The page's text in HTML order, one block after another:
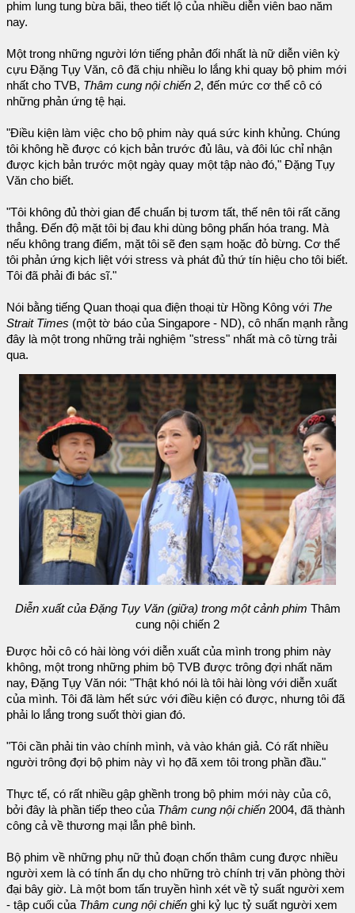
phim lung tung bừa bãi, theo tiết lộ của nhiều diễn viên bao năm
nay.
Một trong những người lớn tiếng phản đối nhất là nữ diễn viên kỳ
cựu Đặng Tụy Văn, cô đã chịu nhiều lo lắng khi quay bộ phim mới
nhất cho TVB, Thâm cung nội chiến 2, đến mức cơ thể cô có
những phản ứng tệ hại.
"Điều kiện làm việc cho bộ phim này quá sức kinh khủng. Chúng
tôi không hề được có kịch bản trước đủ lâu, và đôi lúc chỉ nhận
được kịch bản trước một ngày quay một tập nào đó," Đặng Tụy
Văn cho biết.
"Tôi không đủ thời gian để chuẩn bị tươm tất, thế nên tôi rất căng
thẳng. Đến độ mặt tôi bị đau khi dùng bông phấn hóa trang. Mà
nếu không trang điểm, mặt tôi sẽ đen sạm hoặc đỏ bừng. Cơ thể
tôi phản ứng kịch liệt với stress và phát đủ thứ tín hiệu cho tôi biết.
Tôi đã phải đi bác sĩ."
Nói bằng tiếng Quan thoại qua điện thoại từ Hồng Kông với The
Strait Times (một tờ báo của Singapore - ND), cô nhấn mạnh rằng
đây là một trong những trải nghiệm "stress" nhất mà cô từng trải
qua.
Diễn xuất của Đặng Tụy Văn (giữa) trong một cảnh phim Thâm
cung nội chiến 2
Được hỏi cô có hài lòng với diễn xuất của mình trong phim này
không, một trong những phim bộ TVB được trông đợi nhất năm
nay, Đặng Tụy Văn nói: "Thật khó nói là tôi hài lòng với diễn xuất
của mình. Tôi đã làm hết sức với điều kiện có được, nhưng tôi đã
phải lo lắng trong suốt thời gian đó.
"Tôi cần phải tin vào chính mình, và vào khán giả. Có rất nhiều
người trông đợi bộ phim này vì họ đã xem tôi trong phần đầu."
Thực tế, có rất nhiều gập ghềnh trong bộ phim mới này của cô,
bởi đây là phần tiếp theo của Thâm cung nội chiến 2004, đã thành
công cả về thương mại lẫn phê bình.
Bộ phim về những phụ nữ thủ đoạn chốn thâm cung được nhiều
người xem là có tính ẩn dụ cho những trò chính trị văn phòng thời
đại bây giờ. Là một bom tấn truyền hình xét về tỷ suất người xem
- tập cuối của Thâm cung nội chiến ghi kỷ lục tỷ suất người xem